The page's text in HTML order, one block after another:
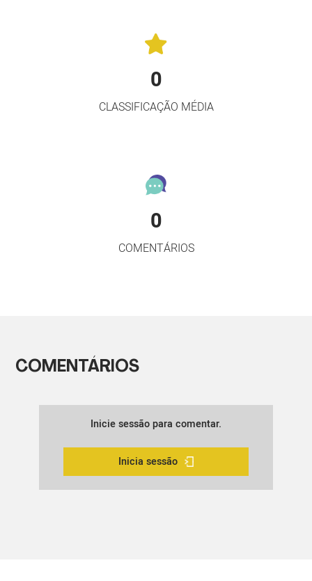
0
CLASSIFICAÇÃO MÉDIA
0
COMENTÁRIOS
COMENTÁRIOS
Inicie sessão para comentar.
Inicia sessão